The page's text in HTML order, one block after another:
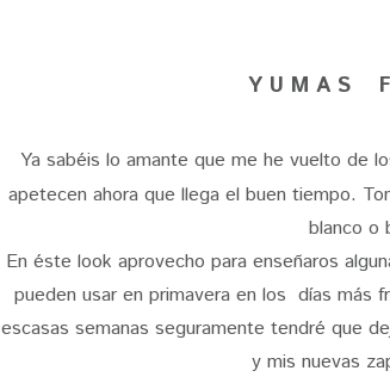
Y U M A S F
Ya sabéis lo amante que me he vuelto de
apetecen ahora que llega el buen tiempo.
blanco o
En éste look aprovecho para enseñaros
pueden usar en primavera en los días más
escasas semanas seguramente tendré que
y mis nuevas